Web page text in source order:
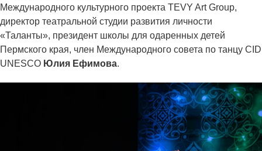
Международного культурного проекта TEVY Art Group,
директор театральной студии развития личности
«Таланты», президент школы для одаренных детей
Пермского края, член Международного совета по танцу CID
UNESCO Юлия Ефимова.